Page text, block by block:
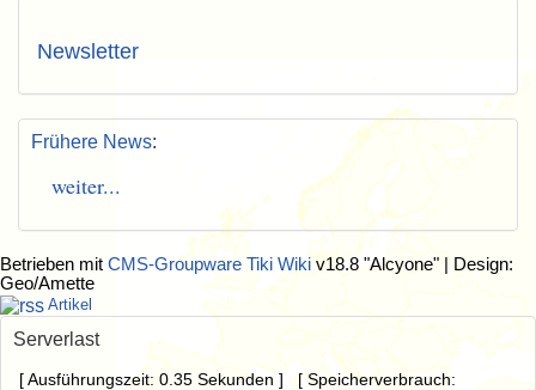
Newsletter
Frühere News:
weiter...
Betrieben mit CMS-Groupware Tiki Wiki v18.8 "Alcyone" | Design:
Geo/Amette
Artikel
Serverlast
[ Ausführungszeit: 0.35 Sekunden ] [ Speicherverbrauch: